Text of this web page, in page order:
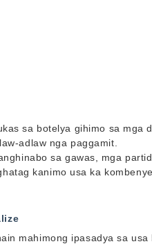
sa botelya gihimo sa
adlaw nga paggamit.
sa gawas, mga
kanimo usa ka
mahimong ipasadya sa